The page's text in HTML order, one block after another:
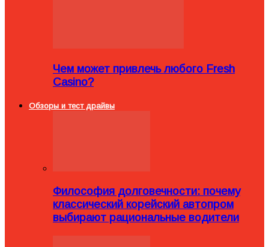
Чем может привлечь любого Fresh
Casino?
Обзоры и тест драйвы
Философия долговечности: почему
классический корейский автопром
выбирают рациональные водители